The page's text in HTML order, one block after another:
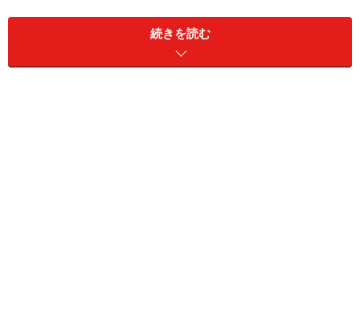
食欲減退の夏は、のど越しの良い食事でもいいから、栄
続きを読む